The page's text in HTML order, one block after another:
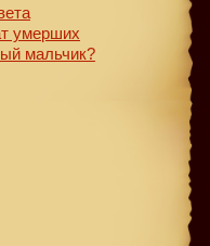
умерших
мальчик?